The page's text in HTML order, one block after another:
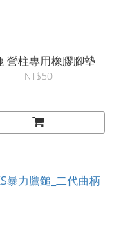
營柱專用橡膠腳墊
NT$50